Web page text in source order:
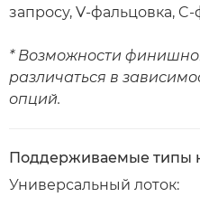
запросу, V-фальцовка,
* Возможности
различаться в
опций.
Поддерживаемые типы
Универсальный лоток: